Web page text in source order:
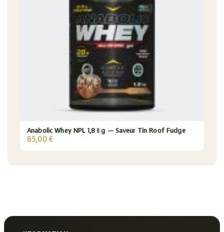
Anabolic Whey NPL 1,8 Kg — Saveur Tin Roof Fudge
85,00 €